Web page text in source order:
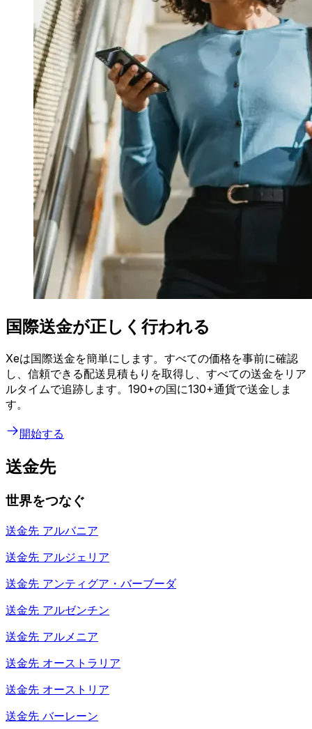
国際送金が正しく行われる
Xeは国際送金を簡単にします。すべての価格を事前に確認
し、信頼できる配送見積もりを取得し、すべての送金をリア
ルタイムで追跡します。190+の国に130+通貨で送金しま
す。
開始する
送金先
世界をつなぐ
送金先 アルバニア
送金先 アルジェリア
送金先 アンティグア・バーブーダ
送金先 アルゼンチン
送金先 アルメニア
送金先 オーストラリア
送金先 オーストリア
送金先 バーレーン